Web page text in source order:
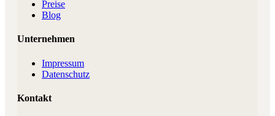
Preise
Blog
Unternehmen
Impressum
Datenschutz
Kontakt